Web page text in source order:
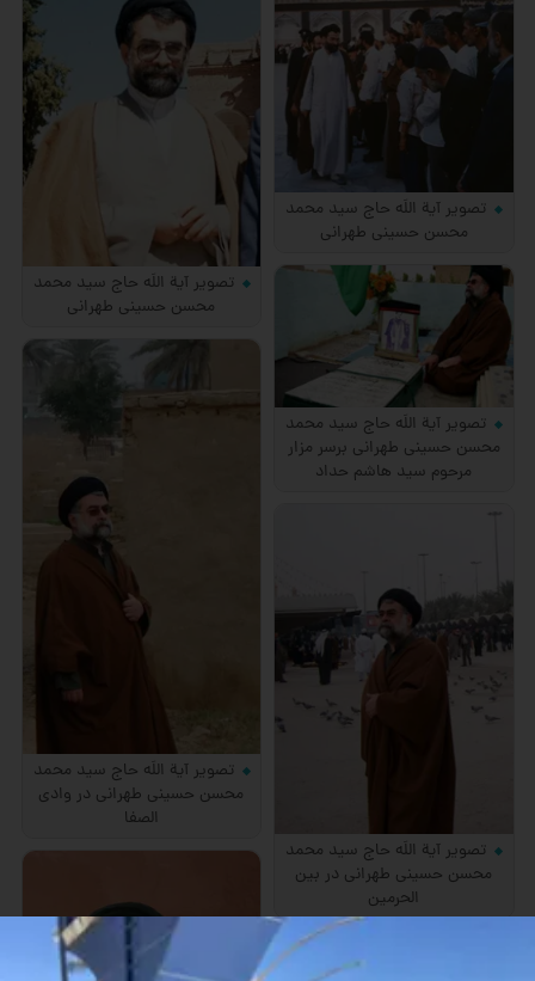
تصویر آیة اللَه حاج سید محمد
محسن حسینی طهرانی
تصویر آیة اللَه حاج سید محمد
محسن حسینی طهرانی
تصویر آیة اللَه حاج سید محمد
محسن حسینی طهرانی برسر مزار
مرحوم سید هاشم حداد
تصویر آیة اللَه حاج سید محمد
محسن حسینی طهرانی در وادی
الصفا
تصویر آیة اللَه حاج سید محمد
محسن حسینی طهرانی در بین
الحرمین